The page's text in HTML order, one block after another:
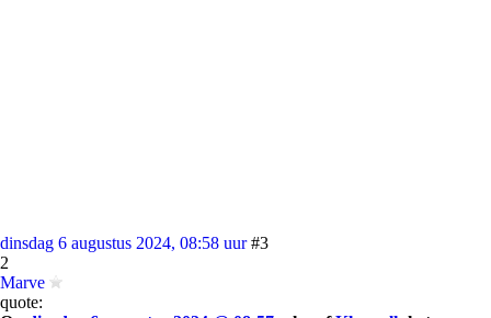
dinsdag 6 augustus 2024, 08:58 uur #3
2
Marve
quote: